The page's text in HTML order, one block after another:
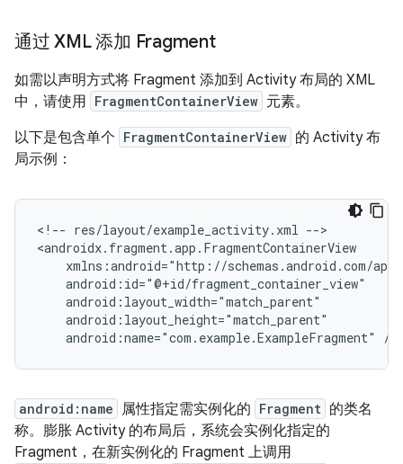
通过 XML 添加 Fragment
如需以声明方式将 Fragment 添加到 Activity 布局的 XML
中，请使用 FragmentContainerView 元素。
以下是包含单个 FragmentContainerView 的 Activity 布
局示例：
<!-- res/layout/example_activity.xml -->
android:name="com.example.ExampleFragment"
android:name 属性指定需实例化的 Fragment 的类名
称。膨胀 Activity 的布局后，系统会实例化指定的
Fragment，在新实例化的 Fragment 上调用